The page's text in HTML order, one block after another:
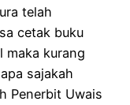
telah
cetak buku
maka kurang
sajakah
Penerbit Uwais